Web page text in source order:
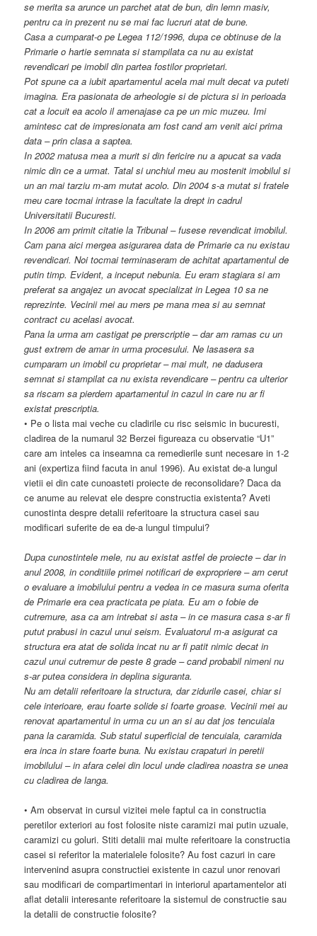
se merita sa arunce un parchet atat de bun, din lemn masiv,
pentru ca in prezent nu se mai fac lucruri atat de bune.
Casa a cumparat-o pe Legea 112/1996, dupa ce obtinuse de la
Primarie o hartie semnata si stampilata ca nu au existat
revendicari pe imobil din partea fostilor proprietari.
Pot spune ca a iubit apartamentul acela mai mult decat va puteti
imagina. Era pasionata de arheologie si de pictura si in perioada
cat a locuit ea acolo il amenajase ca pe un mic muzeu. Imi
amintesc cat de impresionata am fost cand am venit aici prima
data – prin clasa a saptea.
In 2002 matusa mea a murit si din fericire nu a apucat sa vada
nimic din ce a urmat. Tatal si unchiul meu au mostenit imobilul si
un an mai tarziu m-am mutat acolo. Din 2004 s-a mutat si fratele
meu care tocmai intrase la facultate la drept in cadrul
Universitatii Bucuresti.
In 2006 am primit citatie la Tribunal – fusese revendicat imobilul.
Cam pana aici mergea asigurarea data de Primarie ca nu existau
revendicari. Noi tocmai terminaseram de achitat apartamentul de
putin timp. Evident, a inceput nebunia. Eu eram stagiara si am
preferat sa angajez un avocat specializat in Legea 10 sa ne
reprezinte. Vecinii mei au mers pe mana mea si au semnat
contract cu acelasi avocat.
Pana la urma am castigat pe prerscriptie – dar am ramas cu un
gust extrem de amar in urma procesului. Ne lasasera sa
cumparam un imobil cu proprietar – mai mult, ne dadusera
semnat si stampilat ca nu exista revendicare – pentru ca ulterior
sa riscam sa pierdem apartamentul in cazul in care nu ar fi
existat prescriptia.
• Pe o lista mai veche cu cladirile cu risc seismic in bucuresti,
cladirea de la numarul 32 Berzei figureaza cu observatie “U1”
care am inteles ca inseamna ca remedierile sunt necesare in 1-2
ani (expertiza fiind facuta in anul 1996). Au existat de-a lungul
vietii ei din cate cunoasteti proiecte de reconsolidare? Daca da
ce anume au relevat ele despre constructia existenta? Aveti
cunostinta despre detalii referitoare la structura casei sau
modificari suferite de ea de-a lungul timpului?
Dupa cunostintele mele, nu au existat astfel de proiecte – dar in
anul 2008, in conditiile primei notificari de expropriere – am cerut
o evaluare a imobilului pentru a vedea in ce masura suma oferita
de Primarie era cea practicata pe piata. Eu am o fobie de
cutremure, asa ca am intrebat si asta – in ce masura casa s-ar fi
putut prabusi in cazul unui seism. Evaluatorul m-a asigurat ca
structura era atat de solida incat nu ar fi patit nimic decat in
cazul unui cutremur de peste 8 grade – cand probabil nimeni nu
s-ar putea considera in deplina siguranta.
Nu am detalii referitoare la structura, dar zidurile casei, chiar si
cele interioare, erau foarte solide si foarte groase. Vecinii mei au
renovat apartamentul in urma cu un an si au dat jos tencuiala
pana la caramida. Sub statul superficial de tencuiala, caramida
era inca in stare foarte buna. Nu existau crapaturi in peretii
imobilului – in afara celei din locul unde cladirea noastra se unea
cu cladirea de langa.
• Am observat in cursul vizitei mele faptul ca in constructia
peretilor exteriori au fost folosite niste caramizi mai putin uzuale,
caramizi cu goluri. Stiti detalii mai multe referitoare la constructia
casei si referitor la materialele folosite? Au fost cazuri in care
intervenind asupra constructiei existente in cazul unor renovari
sau modificari de compartimentari in interiorul apartamentelor ati
aflat detalii interesante referitoare la sistemul de constructie sau
la detalii de constructie folosite?